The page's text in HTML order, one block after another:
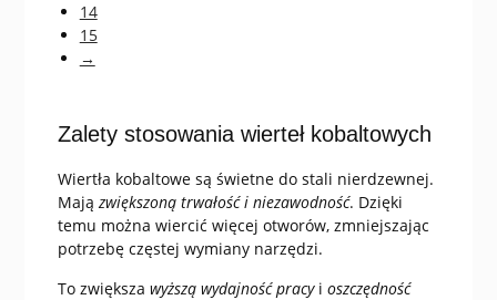
14
15
→
Zalety stosowania wierteł kobaltowych
Wiertła kobaltowe są świetne do stali nierdzewnej.
Majązwiększoną trwałość i niezawodność. Dzięki
temu można wiercić więcej otworów, zmniejszając
potrzebę częstej wymiany narzędzi.
To zwiększa wyższą wydajność pracyi oszczędność